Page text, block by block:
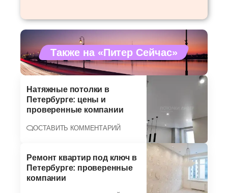
Также на «Питер Сейчас»
Натяжные потолки в
Петербурге: цены и
проверенные компании
ОСТАВИТЬ КОММЕНТАРИЙ
Ремонт квартир под ключ в
Петербурге: проверенные
компании